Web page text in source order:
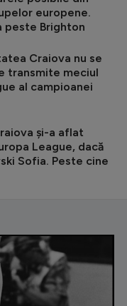
europene.
peste Brighton
Craiova nu se
transmite meciul
al campioanei
și-a aflat
League, dacă
Sofia. Peste cine